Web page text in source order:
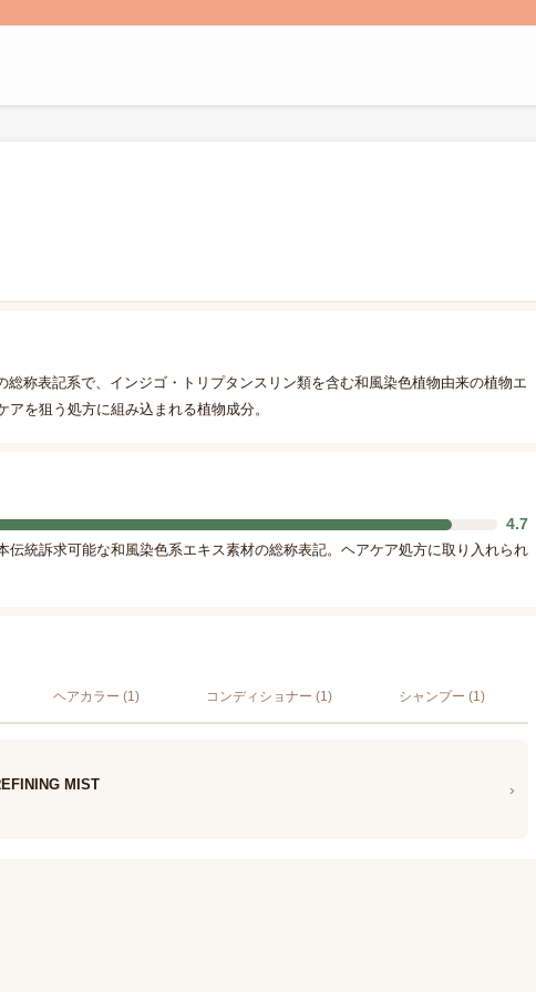
称表記系で、インジゴ・トリプタンスリン類を含む和風染色植物由来の植物エ
を狙う処方に組み込まれる植物成分。
4.7
統訴求可能な和風染色系エキス素材の総称表記。ヘアケア処方に取り入れられ
ヘアカラー (1) コンディショナー (1) シャンプー (1)
MIST ›